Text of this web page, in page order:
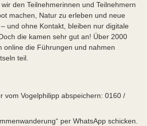
den Teilnehmerinnen und Teilnehmern
machen, Natur zu erleben und neue
und ohne Kontakt, bleiben nur digitale
die kamen sehr gut an! Über 2000
online die Führungen und nahmen
teil.
vom Vogelphilipp abspeichern: 0160 /
per WhatsApp schicken.